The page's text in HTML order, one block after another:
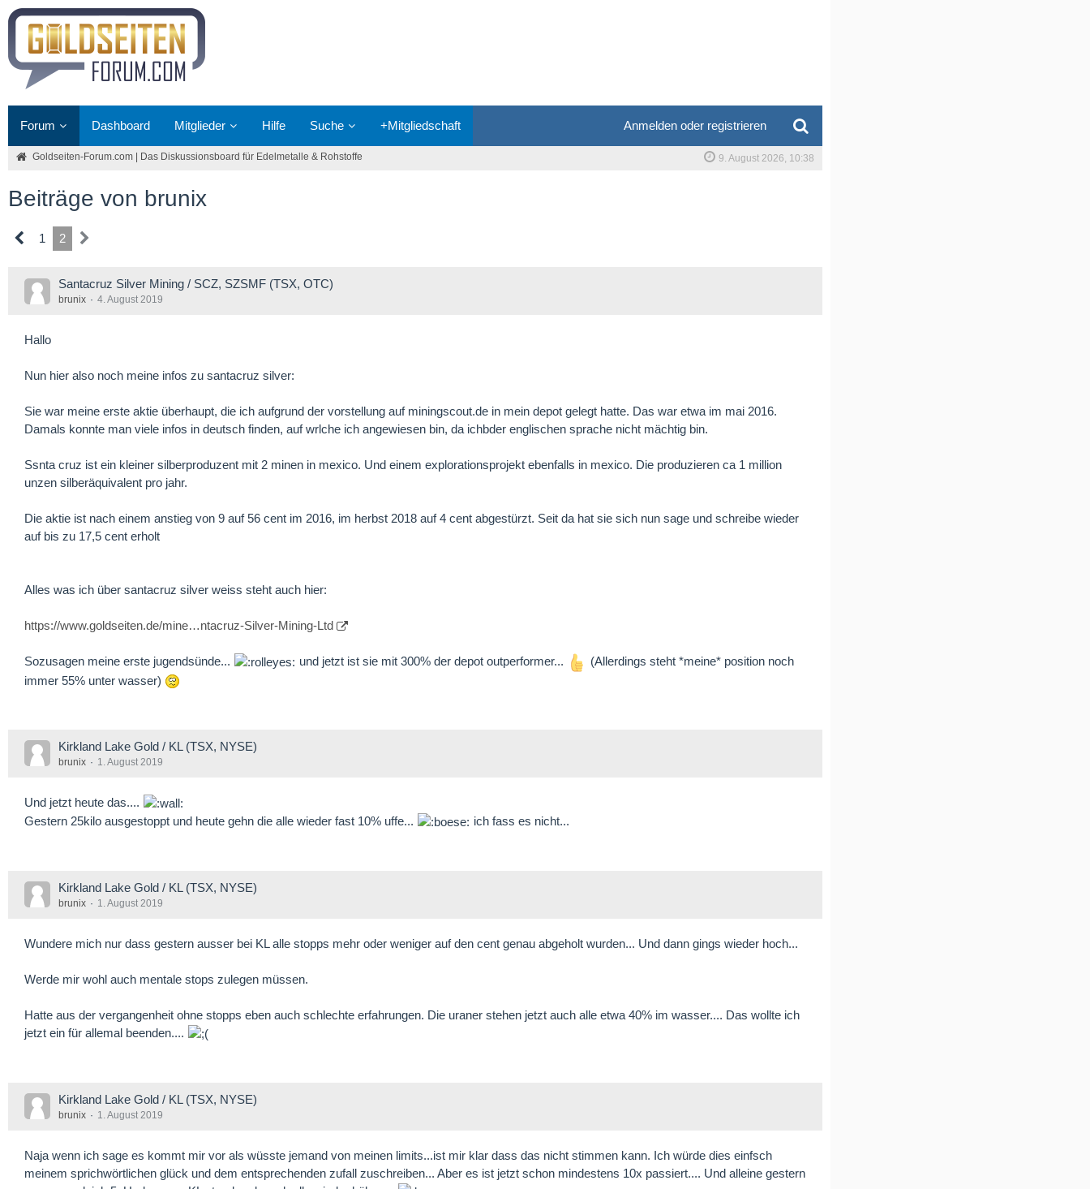
Forum Dashboard Mitglieder Hilfe Suche +Mitgliedschaft Anmelden oder registrieren
Goldseiten-Forum.com | Das Diskussionsboard für Edelmetalle & Rohstoffe 9. August 2026, 10:38
Beiträge von brunix
1 2
Santacruz Silver Mining / SCZ, SZSMF (TSX, OTC)
brunix 4. August 2019
Hallo
Nun hier also noch meine infos zu santacruz silver:
Sie war meine erste aktie überhaupt, die ich aufgrund der vorstellung auf miningscout.de in mein depot gelegt hatte. Das war etwa im mai 2016.
Damals konnte man viele infos in deutsch finden, auf wrlche ich angewiesen bin, da ichbder englischen sprache nicht mächtig bin.
Ssnta cruz ist ein kleiner silberproduzent mit 2 minen in mexico. Und einem explorationsprojekt ebenfalls in mexico. Die produzieren ca 1 million
unzen silberäquivalent pro jahr.
Die aktie ist nach einem anstieg von 9 auf 56 cent im 2016, im herbst 2018 auf 4 cent abgestürzt. Seit da hat sie sich nun sage und schreibe wieder
auf bis zu 17,5 cent erholt
Alles was ich über santacruz silver weiss steht auch hier:
https://www.goldseiten.de/mine…ntacruz-Silver-Mining-Ltd
Sozusagen meine erste jugendsünde... und jetzt ist sie mit 300% der depot outperformer...
(Allerdings steht *meine* position noch
immer 55% unter wasser)
Kirkland Lake Gold / KL (TSX, NYSE)
brunix 1. August 2019
Und jetzt heute das....
Gestern 25kilo ausgestoppt und heute gehn die alle wieder fast 10% uffe...
ich fass es nicht...
Kirkland Lake Gold / KL (TSX, NYSE)
brunix 1. August 2019
Wundere mich nur dass gestern ausser bei KL alle stopps mehr oder weniger auf den cent genau abgeholt wurden... Und dann gings wieder hoch...
Werde mir wohl auch mentale stops zulegen müssen.
Hatte aus der vergangenheit ohne stopps eben auch schlechte erfahrungen. Die uraner stehen jetzt auch alle etwa 40% im wasser.... Das wollte ich
jetzt ein für allemal beenden....
Kirkland Lake Gold / KL (TSX, NYSE)
brunix 1. August 2019
Naja wenn ich sage es kommt mir vor als wüsste jemand von meinen limits...ist mir klar dass das nicht stimmen kann. Ich würde dies einfsch
meinem sprichwörtlichen glück und dem entsprechenden zufall zuschreiben... Aber es ist jetzt schon mindestens 10x passiert.... Und alleine gestern